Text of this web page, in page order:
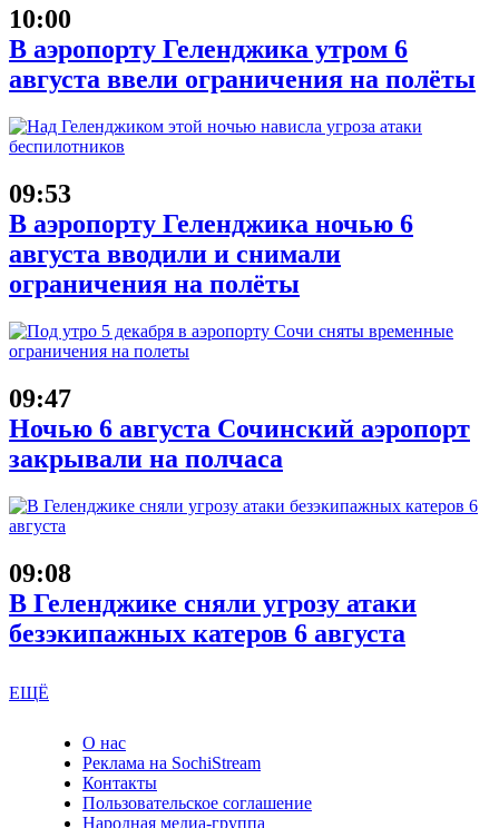
10:00
В аэропорту Геленджика утром 6
августа ввели ограничения на полёты
09:53
В аэропорту Геленджика ночью 6
августа вводили и снимали
ограничения на полёты
09:47
Ночью 6 августа Сочинский аэропорт
закрывали на полчаса
09:08
В Геленджике сняли угрозу атаки
безэкипажных катеров 6 августа
ЕЩЁ
О нас
Реклама на SochiStream
Контакты
Пользовательское соглашение
Народная медиа-группа